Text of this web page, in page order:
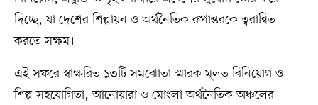
দিচ্ছে, যা দেশের শিল্পায়ন ও অর্থনৈতিক রূপান্তরকে ত্বরান্বিত
করতে সক্ষম।
এই সফরে স্বাক্ষরিত ১৩টি সমঝোতা স্মারক মূলত বিনিয়োগ ও
শিল্প সহযোগিতা, আনোয়ারা ও মোংলা অর্থনৈতিক অঞ্চলের